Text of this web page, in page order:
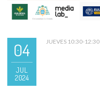
04
JUL
2024
JUEVES 10:30-12:30